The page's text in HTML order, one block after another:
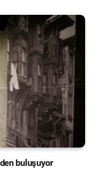
buluşuyor